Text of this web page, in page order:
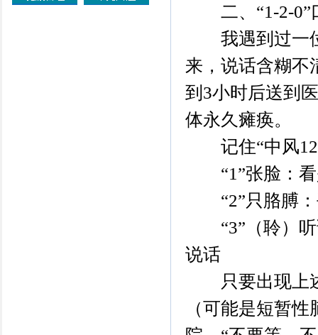
二、“1-2-0”
我遇到过一位
来，说话含糊不
到3小时后送到
体永久瘫痪。
记住“中风
“1”张脸：看
“2”只胳膊：
“3”（聆）听
说话
只要出现上述
（可能是短暂